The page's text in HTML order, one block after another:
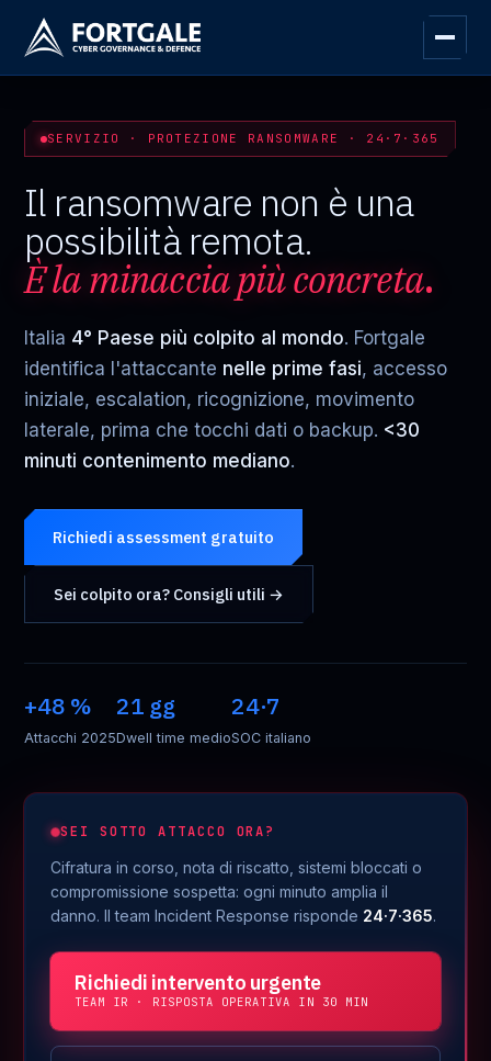
SERVIZIO · PROTEZIONE RANSOMWARE · 24·7·365
Il ransomware non è una
possibilità remota.
È la minaccia più concreta.
Italia 4° Paese più colpito al mondo. Fortgale
identifica l'attaccante nelle prime fasi, accesso
iniziale, escalation, ricognizione, movimento
laterale, prima che tocchi dati o backup. <30
minuti contenimento mediano.
Richiedi assessment gratuito
Sei colpito ora? Consigli utili →
+48 %
Attacchi 2025
21 gg
Dwell time medio
24·7
SOC italiano
SEI SOTTO ATTACCO ORA?
Cifratura in corso, nota di riscatto, sistemi bloccati o
compromissione sospetta: ogni minuto amplia il
danno. Il team Incident Response risponde 24·7·365.
Richiedi intervento urgente
TEAM IR · RISPOSTA OPERATIVA IN 30 MIN